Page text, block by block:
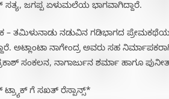
ಸತ್ಯ, ಜಗಪ್ಪ ಏಳುಮಲೆಯ ಭಾಗವಾಗಿದ್ದಾರೆ.
– ತಮಿಳುನಾಡು ನಡುವಿನ ಗಡಿಭಾಗದ
ಅಟ್ಲಾಂಟಾ ನಾಗೇಂದ್ರ ಅವರು ಸಹ
ಸಂಕಲನ, ನಾಗಾರ್ಜುನ ಶರ್ಮಾ ಹಾಗೂ
ಗೆ ಸಖತ್ ರೆಸ್ಪಾನ್ಸ್*